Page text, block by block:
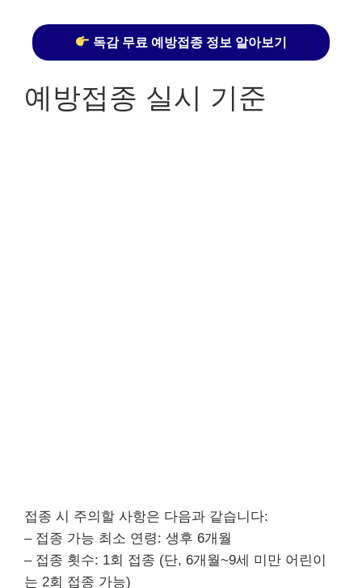
독감 무료 예방접종 정보 알아보기
예방접종 실시 기준
접종 시 주의할 사항은 다음과 같습니다:
– 접종 가능 최소 연령: 생후 6개월
– 접종 횟수: 1회 접종 (단, 6개월~9세 미만 어린이
는 2회 접종 가능)